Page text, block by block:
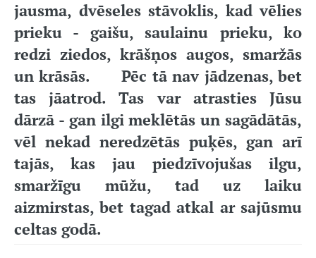
jausma, dvēseles stāvoklis, kad vēlies
prieku - gaišu, saulainu prieku, ko
redzi ziedos, krāšņos augos, smaržās
un krāsās. Pēc tā nav jādzenas, bet
tas jāatrod. Tas var atrasties Jūsu
dārzā - gan ilgi meklētās un sagādātās,
vēl nekad neredzētās puķēs, gan arī
tajās, kas jau piedzīvojušas ilgu,
smaržīgu mūžu, tad uz laiku
aizmirstas, bet tagad atkal ar sajūsmu
celtas godā.